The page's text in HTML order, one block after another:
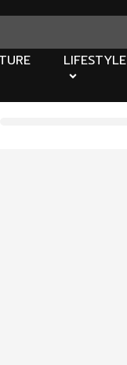
LIFESTYLE